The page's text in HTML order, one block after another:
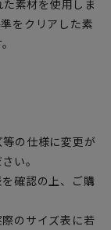
素材を使用しま
をクリアした素
の仕様に変更が
い。
確認の上、ご購
のサイズ表に若